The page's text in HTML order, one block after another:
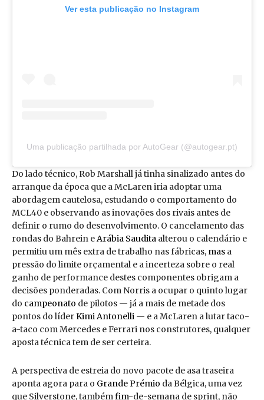
Ver esta publicação no Instagram
Uma publicação partilhada por AutoGear (@autogear.pt)
Do lado técnico, Rob Marshall já tinha sinalizado antes do
arranque da época que a McLaren iria adoptar uma
abordagem cautelosa, estudando o comportamento do
MCL40 e observando as inovações dos rivais antes de
definir o rumo do desenvolvimento. O cancelamento das
rondas do Bahrein eArábia Saudita alterou o calendário e
permitiu um mês extra de trabalho nas fábricas, mas a
pressão do limite orçamental e a incerteza sobre o real
ganho de performance destes componentes obrigam a
decisões ponderadas. Com Norris a ocupar o quinto lugar
do campeonato de pilotos — já a mais de metade dos
pontos do líderKimi Antonelli — e a McLaren a lutar taco-
a-taco com Mercedes e Ferrari nos construtores, qualquer
aposta técnica tem de ser certeira.
A perspectiva de estreia do novo pacote de asa traseira
aponta agora para o Grande Prémio da Bélgica, uma vez
que Silverstone, tambémfim-de-semana de sprint, não